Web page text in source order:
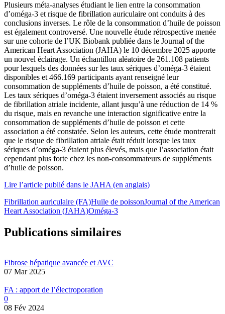
Plusieurs méta-analyses étudiant le lien entre la consommation
d’oméga-3 et risque de fibrillation auriculaire ont conduits à des
conclusions inverses. Le rôle de la consommation d’huile de poisson
est également controversé. Une nouvelle étude rétrospective menée
sur une cohorte de l’UK Biobank publiée dans le Journal of the
American Heart Association (JAHA) le 10 décembre 2025 apporte
un nouvel éclairage. Un échantillon aléatoire de 261.108 patients
pour lesquels des données sur les taux sériques d’oméga-3 étaient
disponibles et 466.169 participants ayant renseigné leur
consommation de suppléments d’huile de poisson, a été constitué.
Les taux sériques d’oméga-3 étaient inversement associés au risque
de fibrillation atriale incidente, allant jusqu’à une réduction de 14 %
du risque, mais en revanche une interaction significative entre la
consommation de suppléments d’huile de poisson et cette
association a été constatée. Selon les auteurs, cette étude montrerait
que le risque de fibrillation atriale était réduit lorsque les taux
sériques d’oméga-3 étaient plus élevés, mais que l’association était
cependant plus forte chez les non-consommateurs de suppléments
d’huile de poisson.
Lire l’article publié dans le JAHA (en anglais)
Fibrillation auriculaire (FA)Huile de poissonJournal of the American
Heart Association (JAHA)Oméga-3
Publications similaires
Fibrose hépatique avancée et AVC
07 Mar 2025
FA : apport de l’électroporation
0
08 Fév 2024